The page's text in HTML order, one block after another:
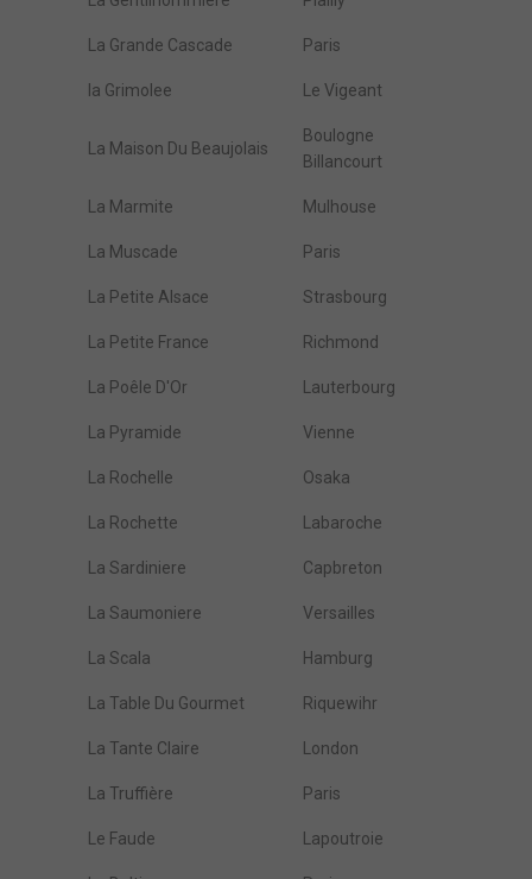
La Grande Cascade Paris
la Grimolee Le Vigeant
La Maison Du Beaujolais
Boulogne
Billancourt
La Marmite Mulhouse
La Muscade Paris
La Petite Alsace Strasbourg
La Petite France Richmond
La Poêle D'Or Lauterbourg
La Pyramide Vienne
La Rochelle Osaka
La Rochette Labaroche
La Sardiniere Capbreton
La Saumoniere Versailles
La Scala Hamburg
La Table Du Gourmet Riquewihr
La Tante Claire London
La Truffière Paris
Le Faude Lapoutroie